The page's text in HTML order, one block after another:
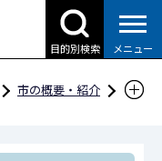
目的別検索 メニュー
市の概要・紹介